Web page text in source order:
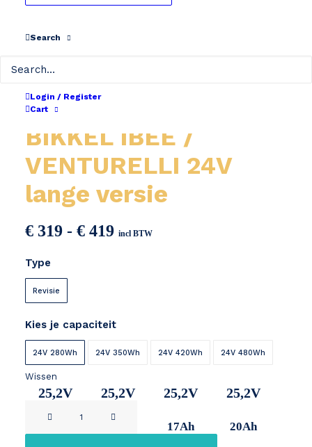
Search
Login / Register
Cart
BIKKEL IBEE /
VENTURELLI 24V
lange versie
€ 319 - € 419Prijsklasse:
incl BTW
Type
Revisie
Kies je capaciteit
24V 280Wh
25,2V
24V 350Wh
25,2V
24V 420Wh
25,2V
17Ah
24V 480Wh
25,2V
20Ah
Wissen